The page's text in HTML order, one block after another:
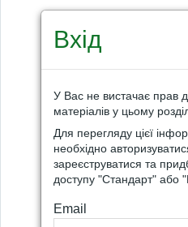
Вхід
У Вас не вистачає прав
матеріалів у цьому
Для перегляду цієї
необхідно
зареєструватися та
доступу "Стандарт" або
Email